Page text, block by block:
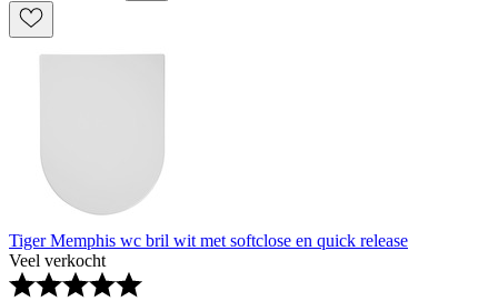
Tiger Memphis wc bril wit met softclose en quick release
Veel verkocht